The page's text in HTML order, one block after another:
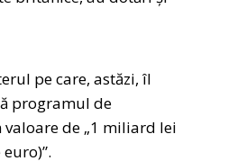
pe care, astăzi, îl
programul de
de „1 miliard lei